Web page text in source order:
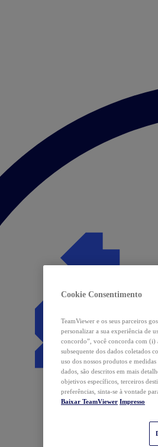
Cookie Consentimento
TeamViewer e os seus parceiros
personalizar a sua experiência de
concordo”, você concorda com (i)
subsequente dos dados coletados
uso dos nossos produtos e
dados, são descritos em mais
objetivos específicos, terceiros
preferências, sinta-se à vontade
Baixar TeamViewer Impresso